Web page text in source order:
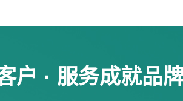
户 · 服务成就品